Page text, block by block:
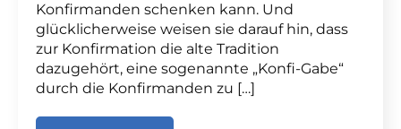
Konfirmanden schenken kann. Und
glücklicherweise weisen sie darauf hin, dass
zur Konfirmation die alte Tradition
dazugehört, eine sogenannte „Konfi-Gabe“
durch die Konfirmanden zu […]